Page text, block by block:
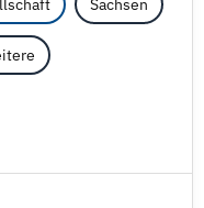
Sachsen